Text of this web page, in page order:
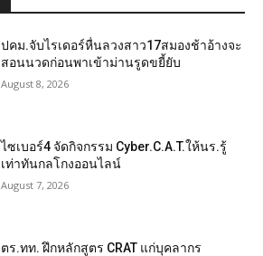
ปคม.จับไรเดอร์หื่นลวงสาว17สมองช้าอ้างจะ
สอนนวดก่อนพาเข้าม่านรูดขยี้ยับ
August 8, 2026
ไซเบอร์4 จัดกิจกรรม Cyber.C.A.T.ให้นร.รู้
เท่าทันกลโกงออนไลน์
August 7, 2026
ตร.ทท. ฝึกหลักสูตร CRAT แก่บุคลากร